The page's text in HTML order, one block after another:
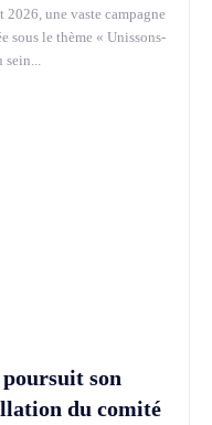
une vaste campagne
sous le thème « Unissons-
son
du comité